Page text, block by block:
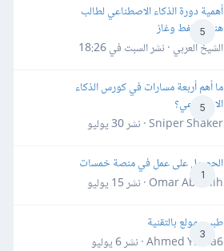
5
أهمية دورة الذكاء الاصطناعي لطالب
هندسة نفط وغاز
الشيخ العربي · نشرالسبت في 18:26
5
ما أهم أربعة مسارات في كورس الذكاء
الاصطناعي؟
Sniper Shaker · نشر
30 يوليو
1
الحصول على عمل في منصة خمسات
Omar Abdallh · نشر
15 يوليو
3
طبيب مولع بالتقنية
Ahmed Yahia6 · نشر
6 يوليو